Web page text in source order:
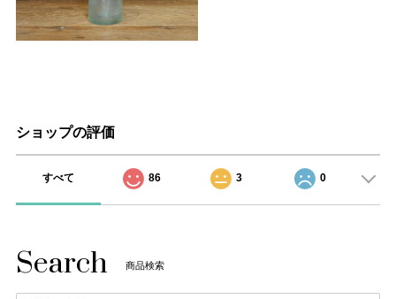
ショップの評価
すべて 86 3 0
Search 商品検索